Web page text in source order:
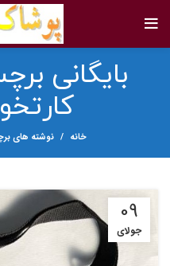
بایگانی
خانه نوشته های
09
جولای